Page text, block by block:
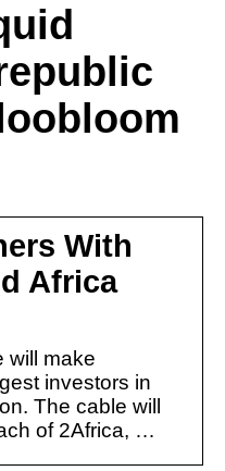
With
Africa
will make
investors in
The cable will
of 2Africa, …